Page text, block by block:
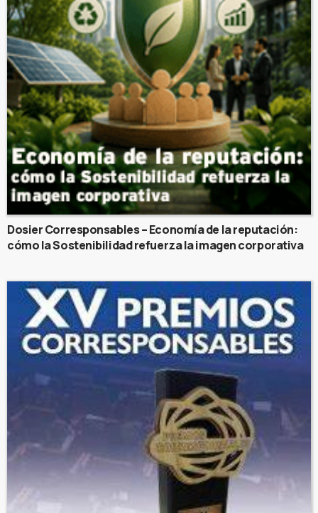
Dosier Corresponsables – Economía de la reputación:
cómo la Sostenibilidad refuerza la imagen corporativa